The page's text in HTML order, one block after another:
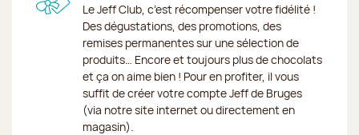
Le Jeff Club, c’est récompenser votre fidélité !
Des dégustations, des promotions, des
remises permanentes sur une sélection de
produits… Encore et toujours plus de chocolats
et ça on aime bien ! Pour en profiter, il vous
suffit de créer votre compte Jeff de Bruges
(via notre site internet ou directement en
magasin).